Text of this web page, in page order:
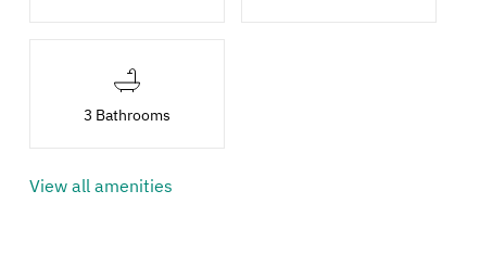
3 Bathrooms
View all amenities